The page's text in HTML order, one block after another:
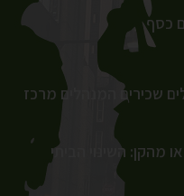
כסף
שכירים המנהלים מרכז